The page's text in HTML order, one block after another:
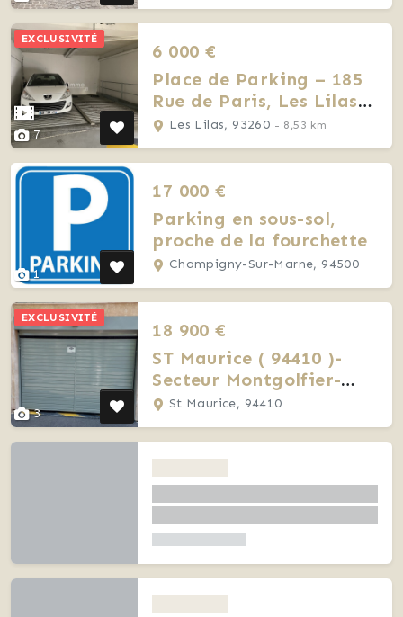
7
EXCLUSIVITÉ
6 000 €
Place de Parking – 185
Rue de Paris, Les Lilas
(93260)
Les Lilas, 93260 - 8,53 km
1
17 000 €
Parking en sous-sol,
proche de la fourchette
Champigny-Sur-Marne, 94500
3
EXCLUSIVITÉ
18 900 €
ST Maurice ( 94410 )-
Secteur Montgolfier-
Place de Parking en
sous-sol
St Maurice, 94410